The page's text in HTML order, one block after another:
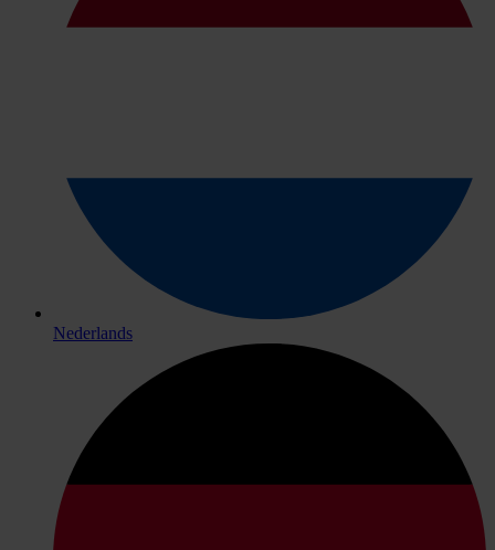
Nederlands